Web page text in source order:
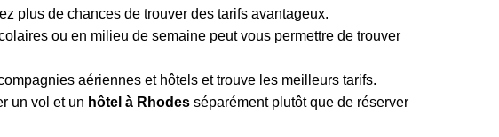
plus de chances de trouver des tarifs avantageux.
ou en milieu de semaine peut vous permettre de trouver
aériennes et hôtels et trouve les meilleurs tarifs.
un vol et un hôtel à Rhodes séparément plutôt que de réserver